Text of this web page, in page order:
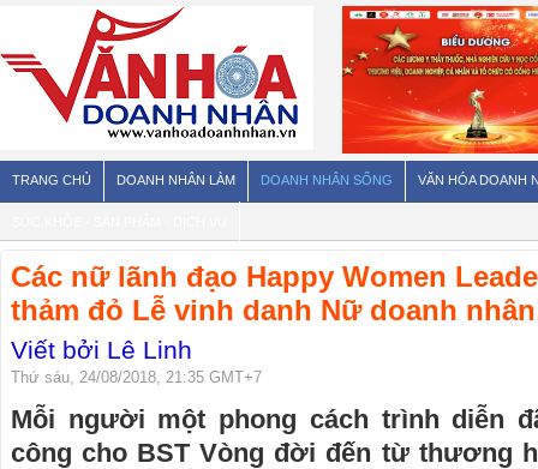
TRANG CHỦ DOANH NHÂN LÀM DOANH NHÂN SỐNG VĂN HÓA DOANH
Các nữ lãnh đạo Happy Women
thảm đỏ Lễ vinh danh Nữ doanh
Viết bởi Lê Linh
Thứ sáu, 24/08/2018, 21:35 GMT+7
Mỗi người một phong cách trình diễn
công cho BST Vòng đời đến từ thương